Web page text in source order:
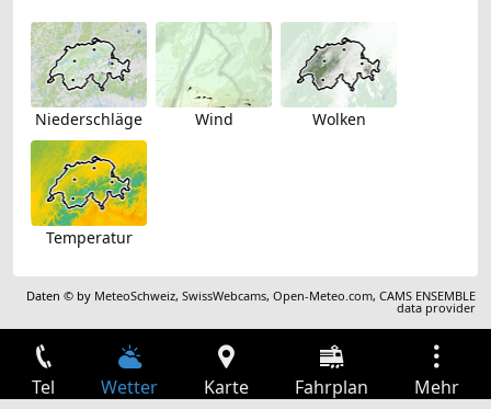
Niederschläge Wind Wolken
Temperatur
Daten © by MeteoSchweiz,SwissWebcams,Open-Meteo.com,CAMS ENSEMBLE
data provider
Tel Wetter Karte Fahrplan Mehr